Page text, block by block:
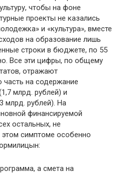
чтобы на фоне
проекты не казались
и «культура», вместе
на образование лишь
строки в бюджете, по 55
Все эти цифры, по общему
отражают
часть на содержание
млрд. рублей) и
млрд. рублей). На
финансируемой
остальных, не
этом симптоме особенно
а смета на